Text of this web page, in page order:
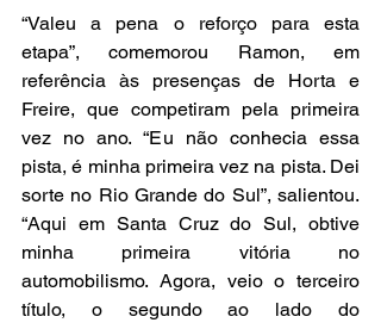
“Valeu a pena o reforço para esta
etapa”, comemorou Ramon, em
referência às presenças de Horta e
Freire, que competiram pela primeira
vez no ano. “Eu não conhecia essa
pista, é minha primeira vez na pista. Dei
sorte no Rio Grande do Sul”, salientou.
“Aqui em Santa Cruz do Sul, obtive
minha primeira vitória no
automobilismo. Agora, veio o terceiro
título, o segundo ao lado do